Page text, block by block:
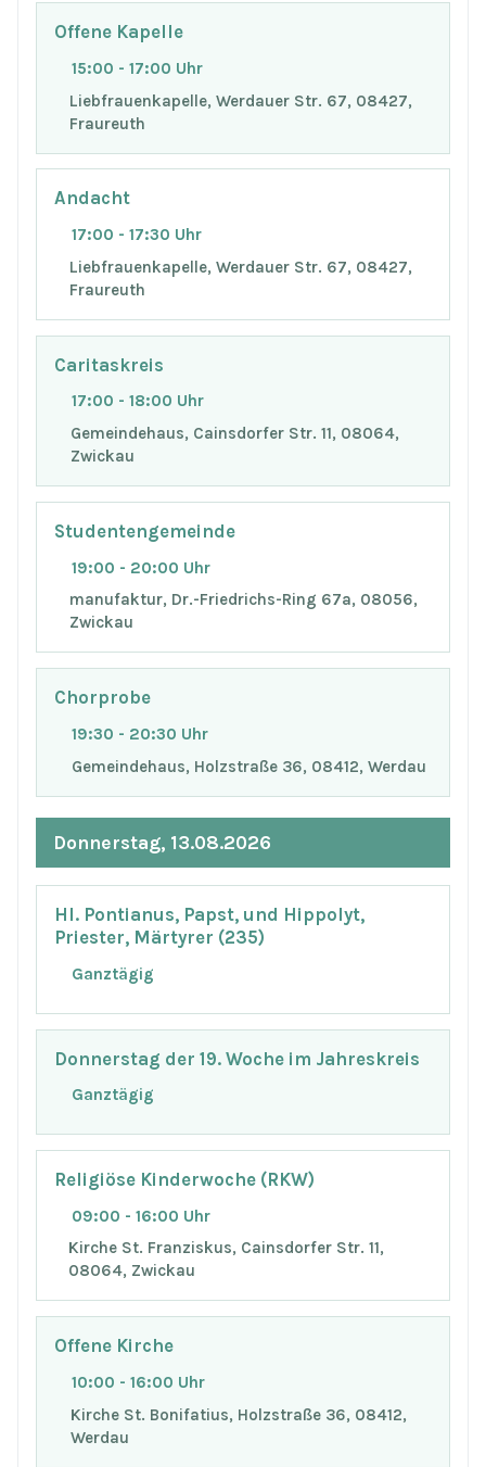
Offene Kapelle
15:00 - 17:00 Uhr
Liebfrauenkapelle, Werdauer Str. 67, 08427,
Fraureuth
Andacht
17:00 - 17:30 Uhr
Liebfrauenkapelle, Werdauer Str. 67, 08427,
Fraureuth
Caritaskreis
17:00 - 18:00 Uhr
Gemeindehaus, Cainsdorfer Str. 11, 08064,
Zwickau
Studentengemeinde
19:00 - 20:00 Uhr
manufaktur, Dr.-Friedrichs-Ring 67a, 08056,
Zwickau
Chorprobe
19:30 - 20:30 Uhr
Gemeindehaus, Holzstraße 36, 08412, Werdau
Donnerstag, 13.08.2026
Hl. Pontianus, Papst, und Hippolyt,
Priester, Märtyrer (235)
Ganztägig
Donnerstag der 19. Woche im Jahreskreis
Ganztägig
Religiöse Kinderwoche (RKW)
09:00 - 16:00 Uhr
Kirche St. Franziskus, Cainsdorfer Str. 11,
08064, Zwickau
Offene Kirche
10:00 - 16:00 Uhr
Kirche St. Bonifatius, Holzstraße 36, 08412,
Werdau